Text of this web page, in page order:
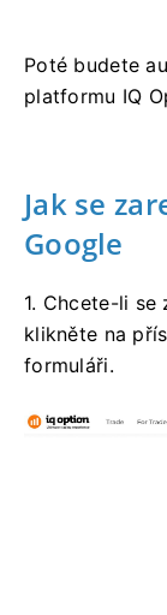
Poté budete
platformu IQ
Jak se
Google
1. Chcete-li
klikněte na
formuláři.